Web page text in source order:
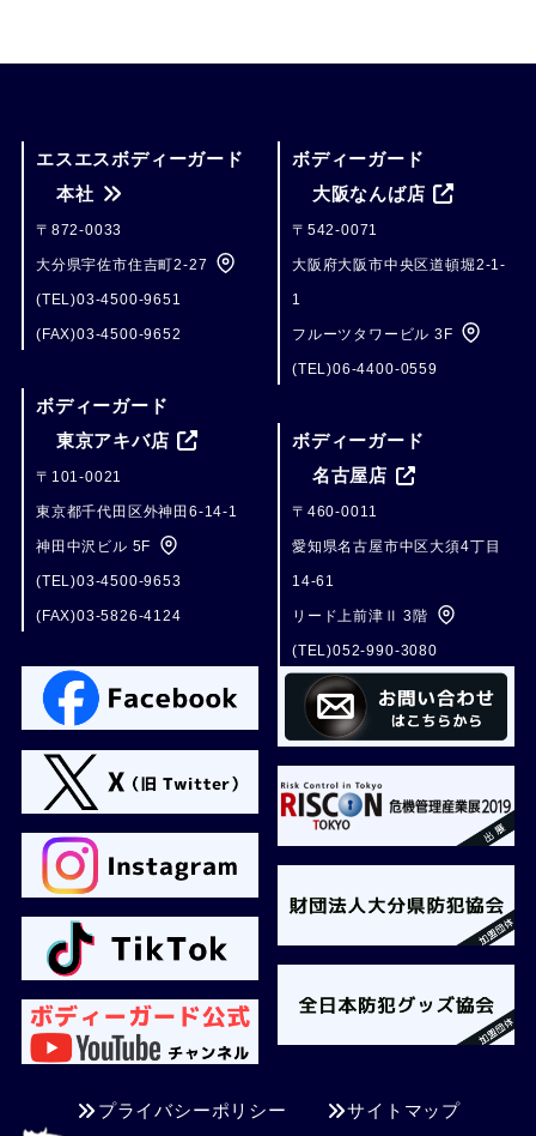
エスエスボディーガード
本社
〒872-0033
大分県宇佐市住吉町2-27
(TEL)03-4500-9651
(FAX)03-4500-9652
ボディーガード
東京アキバ店
〒101-0021
東京都千代田区外神田6-14-1
神田中沢ビル 5F
(TEL)03-4500-9653
(FAX)03-5826-4124
ボディーガード
大阪なんば店
〒542-0071
大阪府大阪市中央区道頓堀2-1-
1
フルーツタワービル 3F
(TEL)06-4400-0559
ボディーガード
名古屋店
〒460-0011
愛知県名古屋市中区大須4丁目
14-61
リード上前津Ⅱ 3階
(TEL)052-990-3080
プライバシーポリシー サイトマップ